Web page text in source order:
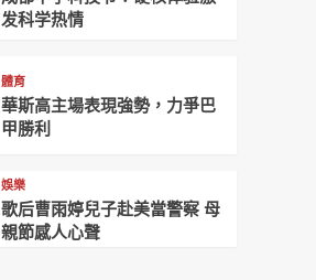
发科学热情
體育
華斯高主場表現強勢，力爭巴
甲勝利
娛樂
歌后曹雨婷兒子赴美當警察 母
親節感人心聲